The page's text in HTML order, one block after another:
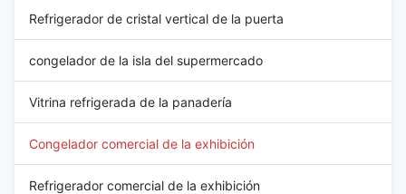
Refrigerador de cristal vertical de la puerta
congelador de la isla del supermercado
Vitrina refrigerada de la panadería
Congelador comercial de la exhibición
Refrigerador comercial de la exhibición